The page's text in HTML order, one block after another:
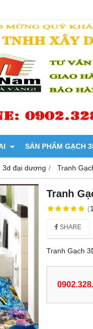
SẢN PHẨM GẠCH
3d đại dương Tranh
Tranh
(1
SHARE
Tranh Gạch